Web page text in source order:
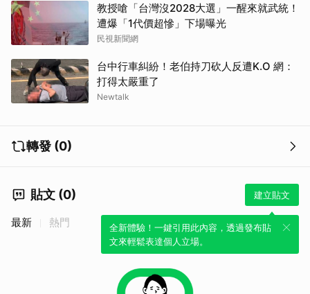
教授嗆「台灣沒2028大選」一醒來就武統！
遭爆「1代價超慘」下場曝光
民視新聞網
台中行車糾紛！老伯持刀砍人反遭K.O 網：
打得太嚴重了
Newtalk
轉發 (0)
貼文 (0) 建立貼文
全新體驗！一鍵引用此內容，透過發布貼
文來輕鬆表達個人立場。
最新 熱門